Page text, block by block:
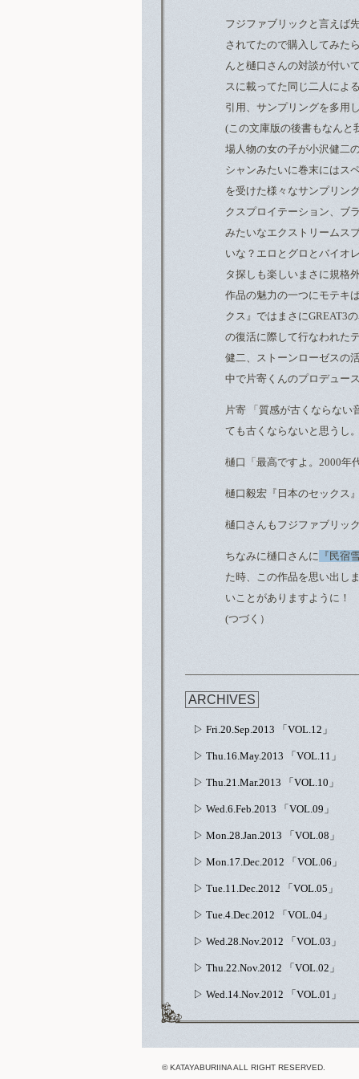
フジファブリックと言えば
されてたので購入してみた
んと樋口さんの対談が付い
スに載ってた同じ二人によ
引用、サンプリングを多用
(この文庫版の後書もなんと
場人物の女の子が小沢健二
シャンみたいに巻末にはス
を受けた様々なサンプリン
クスプロイテーション、ブ
みたいなエクストリームス
いな？エロとグロとバイオ
タ探しも楽しいまさに規格
作品の魅力の一つにモテキ
クス』ではまさにGREAT3
の復活に際して行なわれた
健二、ストーンローゼスの
中で片寄くんのプロデュー
片寄 「質感が古くならない
ても古くならないと思うし
樋口「最高ですよ。2000年
樋口毅宏『日本のセックス
樋口さんもフジファブリッ
ちなみに樋口さんに 『民宿
た時、この作品を思い出し
いことがありますように！
(つづく）
ARCHIVES
▷ Fri.20.Sep.2013 「VOL.12」
▷ Thu.16.May.2013 「VOL.11」
▷ Thu.21.Mar.2013 「VOL.10」
▷ Wed.6.Feb.2013 「VOL.09」
▷ Mon.28.Jan.2013 「VOL.08」
▷ Mon.17.Dec.2012 「VOL.06」
▷ Tue.11.Dec.2012 「VOL.05」
▷ Tue.4.Dec.2012 「VOL.04」
▷ Wed.28.Nov.2012 「VOL.03」
▷ Thu.22.Nov.2012 「VOL.02」
▷ Wed.14.Nov.2012 「VOL.01」
© KATAYABURIINA ALL RIGHT RESERVED.